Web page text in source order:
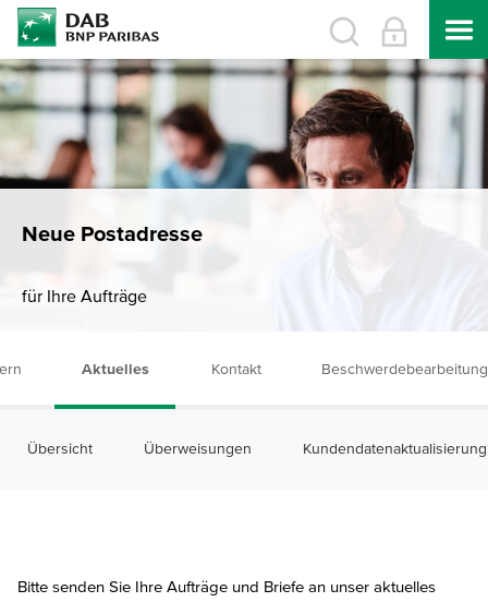
Neue Postadresse
für Ihre Aufträge
Aktuelles Kontakt Beschwerdebearbeitung
Übersicht Überweisungen Kundendatenaktualisierung
Bitte senden Sie Ihre Aufträge und Briefe an unser aktuelles